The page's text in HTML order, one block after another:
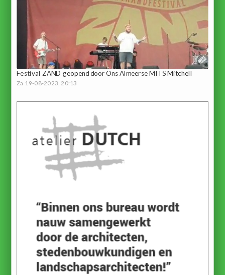
Festival ZAND geopend door Ons Almeerse MITS Mitchell
Za 19-08-2023, 20:13